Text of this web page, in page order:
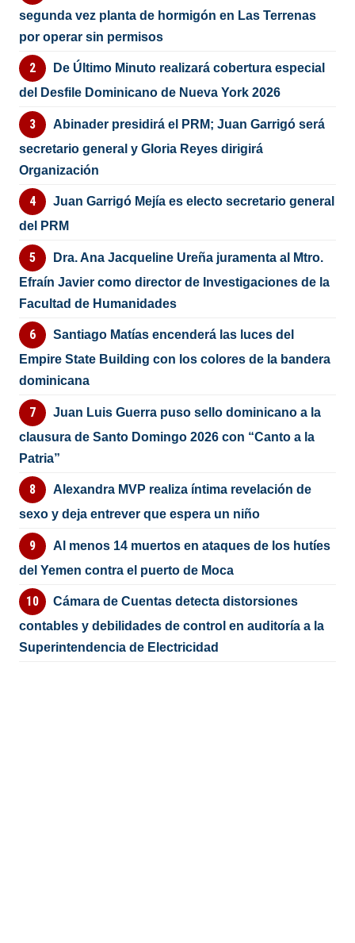
segunda vez planta de hormigón en Las Terrenas
por operar sin permisos
De Último Minuto realizará cobertura especial
del Desfile Dominicano de Nueva York 2026
Abinader presidirá el PRM; Juan Garrigó será
secretario general y Gloria Reyes dirigirá
Organización
Juan Garrigó Mejía es electo secretario general
del PRM
Dra. Ana Jacqueline Ureña juramenta al Mtro.
Efraín Javier como director de Investigaciones de la
Facultad de Humanidades
Santiago Matías encenderá las luces del
Empire State Building con los colores de la bandera
dominicana
Juan Luis Guerra puso sello dominicano a la
clausura de Santo Domingo 2026 con “Canto a la
Patria”
Alexandra MVP realiza íntima revelación de
sexo y deja entrever que espera un niño
Al menos 14 muertos en ataques de los hutíes
del Yemen contra el puerto de Moca
Cámara de Cuentas detecta distorsiones
contables y debilidades de control en auditoría a la
Superintendencia de Electricidad